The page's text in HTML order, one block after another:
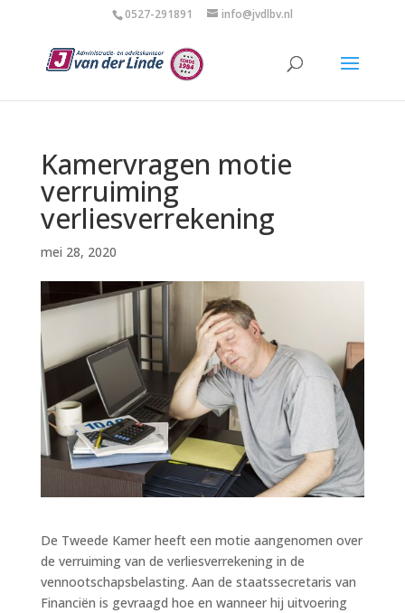
0527-291891 info@jvdlbv.nl
Kamervragen motie
verruiming
verliesverrekening
mei 28, 2020
De Tweede Kamer heeft een motie aangenomen over
de verruiming van de verliesverrekening in de
vennootschapsbelasting. Aan de staatssecretaris van
Financiën is gevraagd hoe en wanneer hij uitvoering